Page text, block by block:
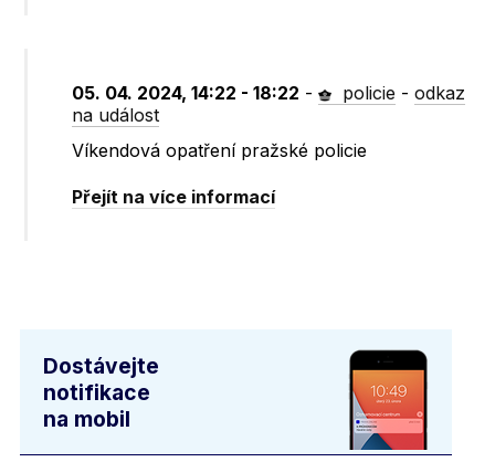
05. 04. 2024, 14:22 - 18:22 - policie -odkaz
na událost
Víkendová opatření pražské policie
Přejít na více informací
Dostávejte
notifikace
na mobil